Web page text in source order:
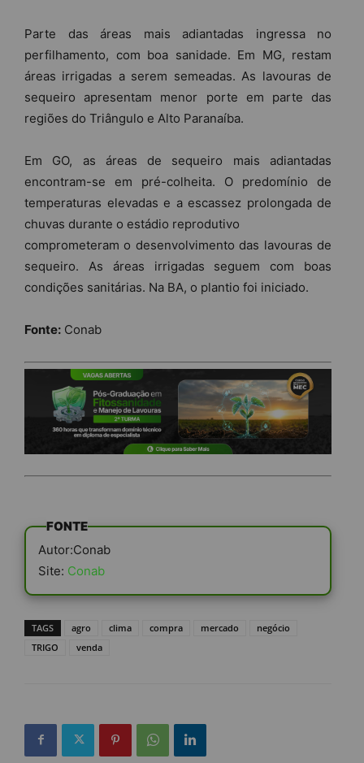
Parte das áreas mais adiantadas ingressa no
perfilhamento, com boa sanidade. Em MG, restam
áreas irrigadas a serem semeadas. As lavouras de
sequeiro apresentam menor porte em parte das
regiões do Triângulo e Alto Paranaíba.
Em GO, as áreas de sequeiro mais adiantadas
encontram-se em pré-colheita. O predomínio de
temperaturas elevadas e a escassez prolongada de
chuvas durante o estádio reprodutivo
comprometeram o desenvolvimento das lavouras de
sequeiro. As áreas irrigadas seguem com boas
condições sanitárias. Na BA, o plantio foi iniciado.
Fonte: Conab
FONTE
Autor:Conab
Site: Conab
TAGS agro clima compra mercado
negócio
TRIGO
venda